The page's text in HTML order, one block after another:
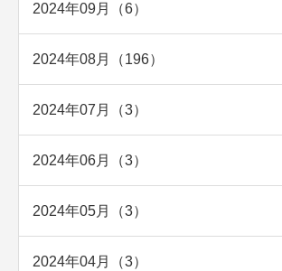
2024年09月（6）
2024年08月（196）
2024年07月（3）
2024年06月（3）
2024年05月（3）
2024年04月（3）